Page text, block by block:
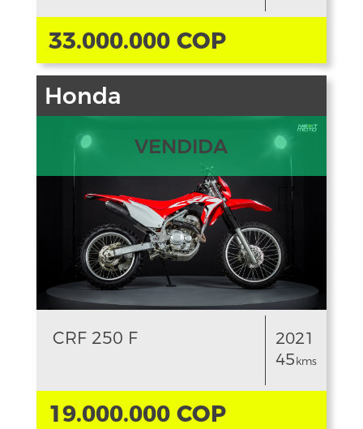
33.000.000 COP
Honda
VENDIDA
CRF 250 F
2021
45 kms
19.000.000 COP